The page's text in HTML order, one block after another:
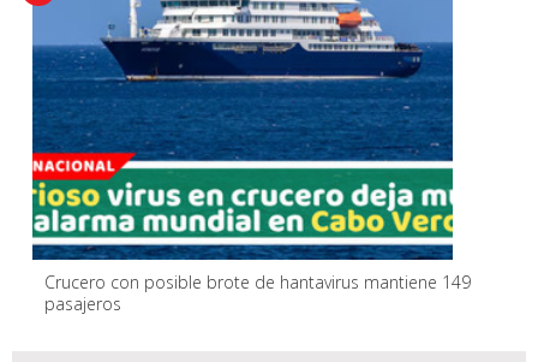
Crucero con posible brote de hantavirus mantiene 149
pasajeros